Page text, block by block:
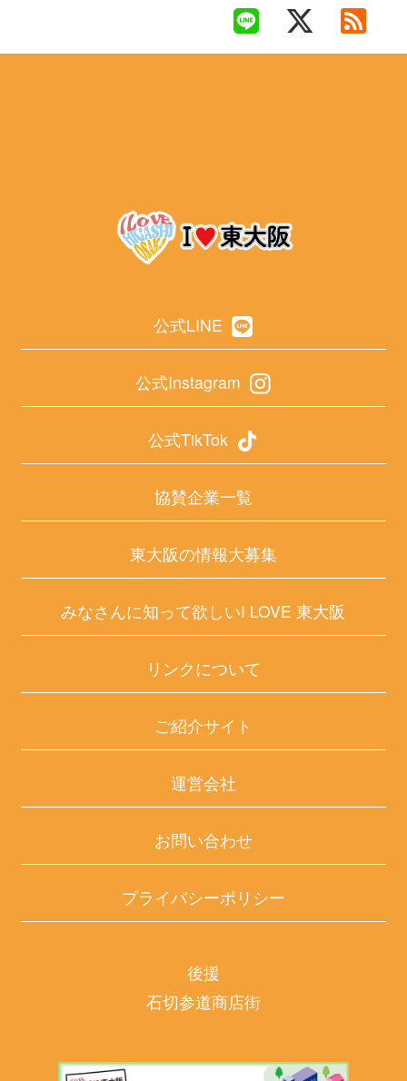
公式LINE
公式Instagram
公式TikTok
協賛企業一覧
東大阪の情報大募集
みなさんに知って欲しいI LOVE 東大阪
リンクについて
ご紹介サイト
運営会社
お問い合わせ
プライバシーポリシー
後援
石切参道商店街